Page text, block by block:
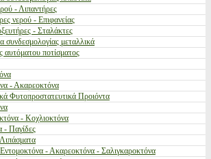
- Λιπαντήρες
νερού - Επιφανείας
- Σταλάκτες
συνδεσμολογίας μεταλλικά
ποτίσματος
- Ακαρεοκτόνα
Φυτοπροστατευτικά Προιόντα
- Κοχλιοκτόνα
- Παγίδες
- Ακαρεοκτόνα - Σαλιγκαροκτόνα